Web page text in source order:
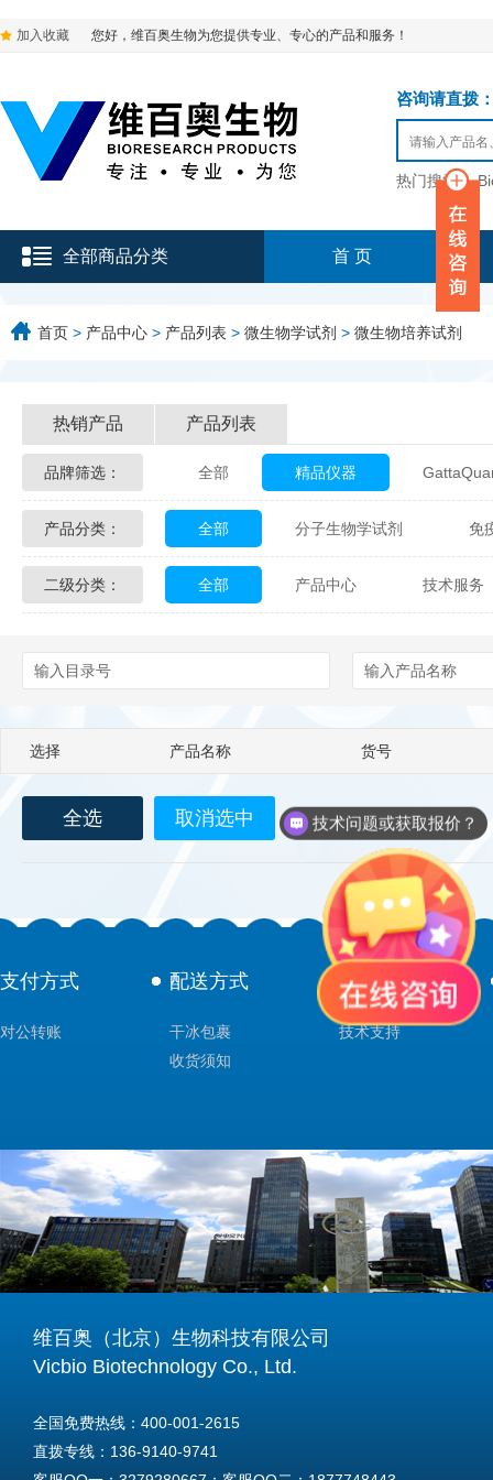
加入收藏 您好，维百奥生物为您提供专业、专心的产品和服务！
咨询请直拨
热门搜索：
全部商品分类 首 页
首页 > 产品中心 > 产品列表 > 微生物学试剂 > 微生物培养试剂
热销产品 产品列表
品牌筛选： 全部 精品仪器
Glycon Biochem Sterlitech
Echelon Biosciences Verichem
Biotez Berlin Diametra
Berry & Associates Zedira
LGC Maine Standards Biolife
Abbexa AbD Serotec
产品分类： 全部 分子生物学试剂 免
化学及生物化学试剂 材料学试剂
二级分类： 全部 产品中心 技术服务
选择 产品名称 货号
全选 取消选中
支付方式
对公转账
配送方式
干冰包裹
收货须知
售后服务
技术支持
维百奥（北京）生物科技有限公司
Vicbio Biotechnology Co., Ltd.
全国免费热线：400-001-2615
直拨专线：136-9140-9741
技术问题或获取报价？
产品说明书在哪里？